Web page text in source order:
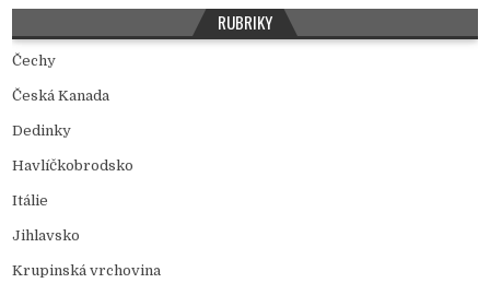
RUBRIKY
Čechy
Česká Kanada
Dedinky
Havlíčkobrodsko
Itálie
Jihlavsko
Krupinská vrchovina